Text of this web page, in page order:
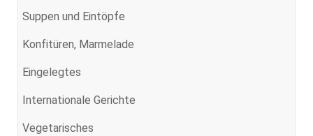
Suppen und Eintöpfe
Konfitüren, Marmelade
Eingelegtes
Internationale Gerichte
Vegetarisches